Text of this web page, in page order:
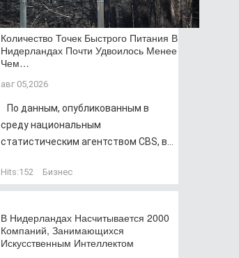
Количество Точек Быстрого Питания В
Нидерландах Почти Удвоилось Менее
Чем…
авг 05,2026
По данным, опубликованным в
среду национальным
статистическим агентством CBS, в...
Hits:152 Бизнес
В Нидерландах Насчитывается 2000
Компаний, Занимающихся
Искусственным Интеллектом